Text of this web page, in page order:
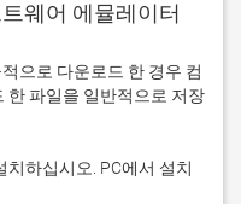
웨어 에뮬레이터
으로 다운로드 한 경우 컴
한 파일을 일반적으로 저장